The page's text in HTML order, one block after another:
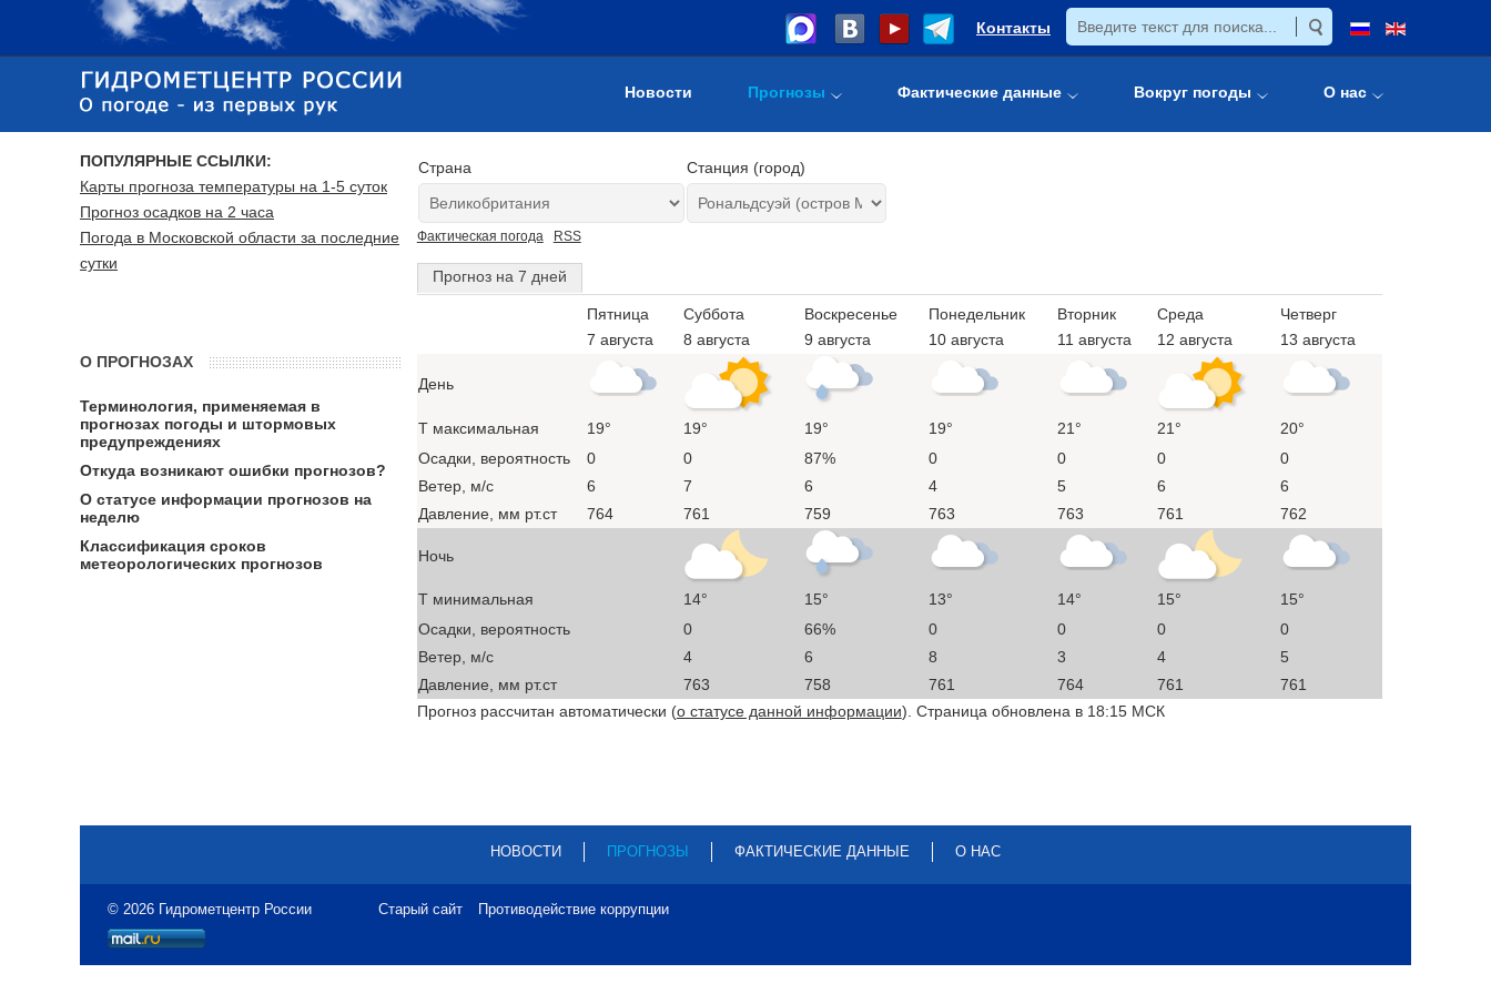
Контакты
Новости Прогнозы Фактические данные Вокруг погоды О нас
Страна Станция (город)
Фактическая погода RSS
Прогноз на 7 дней
Пятница
7 августа
Суббота
8 августа
Воскресенье
9 августа
Понедельник
10 августа
Вторник
11 августа
Среда
12 августа
Четверг
13 августа
День
T максимальная 19° 19° 19° 19° 21° 21°
20°
Осадки, вероятность
0 0 87% 0 0 0
0
Ветер, м/с
6 7 6 4 5 6
6
Давление, мм рт.ст
764 761 759 763 763 761 762
Ночь
T минимальная 14° 15° 13° 14° 15°
15°
Осадки, вероятность
0 66% 0 0 0
0
Ветер, м/с
4 6 8 3 4
5
Давление, мм рт.ст
763 758 761 764 761
761
Прогноз рассчитан автоматически (о статусе данной информации). Страница обновлена в 18:15 МСК
ПОПУЛЯРНЫЕ ССЫЛКИ:
Карты прогноза температуры на 1-5 суток
Прогноз осадков на 2 часа
Погода в Московской области за последние
сутки
О ПРОГНОЗАХ
Терминология, применяемая в
прогнозах погоды и штормовых
предупреждениях
Откуда возникают ошибки прогнозов?
О статусе информации прогнозов на
неделю
Классификация сроков
метеорологических прогнозов
НОВОСТИ ПРОГНОЗЫ ФАКТИЧЕСКИЕ ДАННЫЕ О НАС
© 2026 Гидрометцентр России Старый сайт Противодействие коррупции